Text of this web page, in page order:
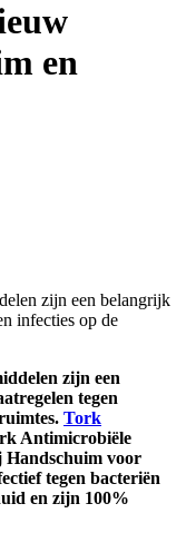
en
zijn een belangrijk
infecties op de
zijn een
tegen
Tork
Antimicrobiële
Handschuim voor
tegen bacteriën
en zijn 100%